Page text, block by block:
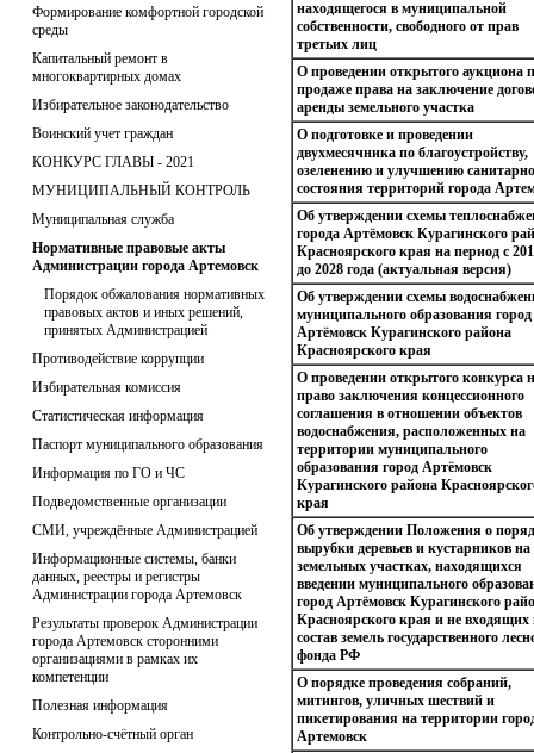
Формирование комфортной городской
среды
Капитальный ремонт в
многоквартирных домах
Избирательное законодательство
Воинский учет граждан
КОНКУРС ГЛАВЫ - 2021
МУНИЦИПАЛЬНЫЙ КОНТРОЛЬ
Муниципальная служба
Нормативные правовые акты
Администрации города Артемовск
Порядок обжалования нормативных
правовых актов и иных решений,
принятых Администрацией
Противодействие коррупции
Избирательная комиссия
Статистическая информация
Паспорт муниципального образования
Информация по ГО и ЧС
Подведомственные организации
СМИ, учреждённые Администрацией
Информационные системы, банки
данных, реестры и регистры
Администрации города Артемовск
Результаты проверок Администрации
города Артемовск сторонними
организациями в рамках их
компетенции
Полезная информация
Контрольно-счётный орган
находящегося в муниципальной
собственности, свободного от прав
третьих лиц
О проведении открытого аукциона
продаже права на заключение
аренды земельного участка
О подготовке и проведении
двухмесячника по благоустройству,
озеленению и улучшению
состояния территорий города
Об утверждении схемы
города Артёмовск Курагинского
Красноярского края на период с
до 2028 года (актуальная версия)
Об утверждении схемы
муниципального образования город
Артёмовск Курагинского района
Красноярского края
О проведении открытого конкурса
право заключения концессионного
соглашения в отношении объектов
водоснабжения, расположенных на
территории муниципального
образования город Артёмовск
Курагинского района
края
Об утверждении Положения о
вырубки деревьев и кустарников на
земельных участках, находящихся
введении муниципального
город Артёмовск Курагинского
Красноярского края и не входящих
состав земель государственного
фонда РФ
О порядке проведения собраний,
митингов, уличных шествий и
пикетирования на территории
Артемовск